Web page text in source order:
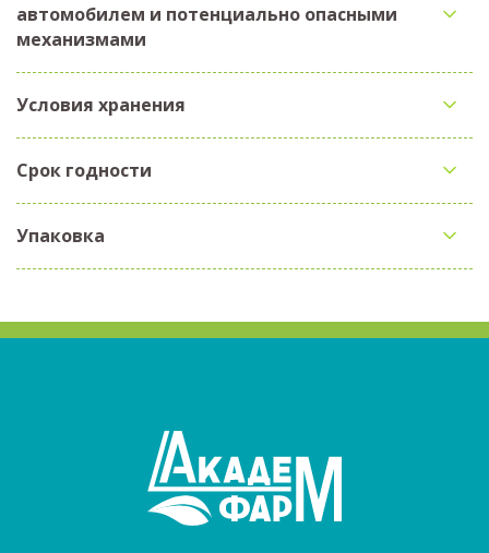
автомобилем и потенциально опасными
механизмами
Условия хранения
Срок годности
Упаковка